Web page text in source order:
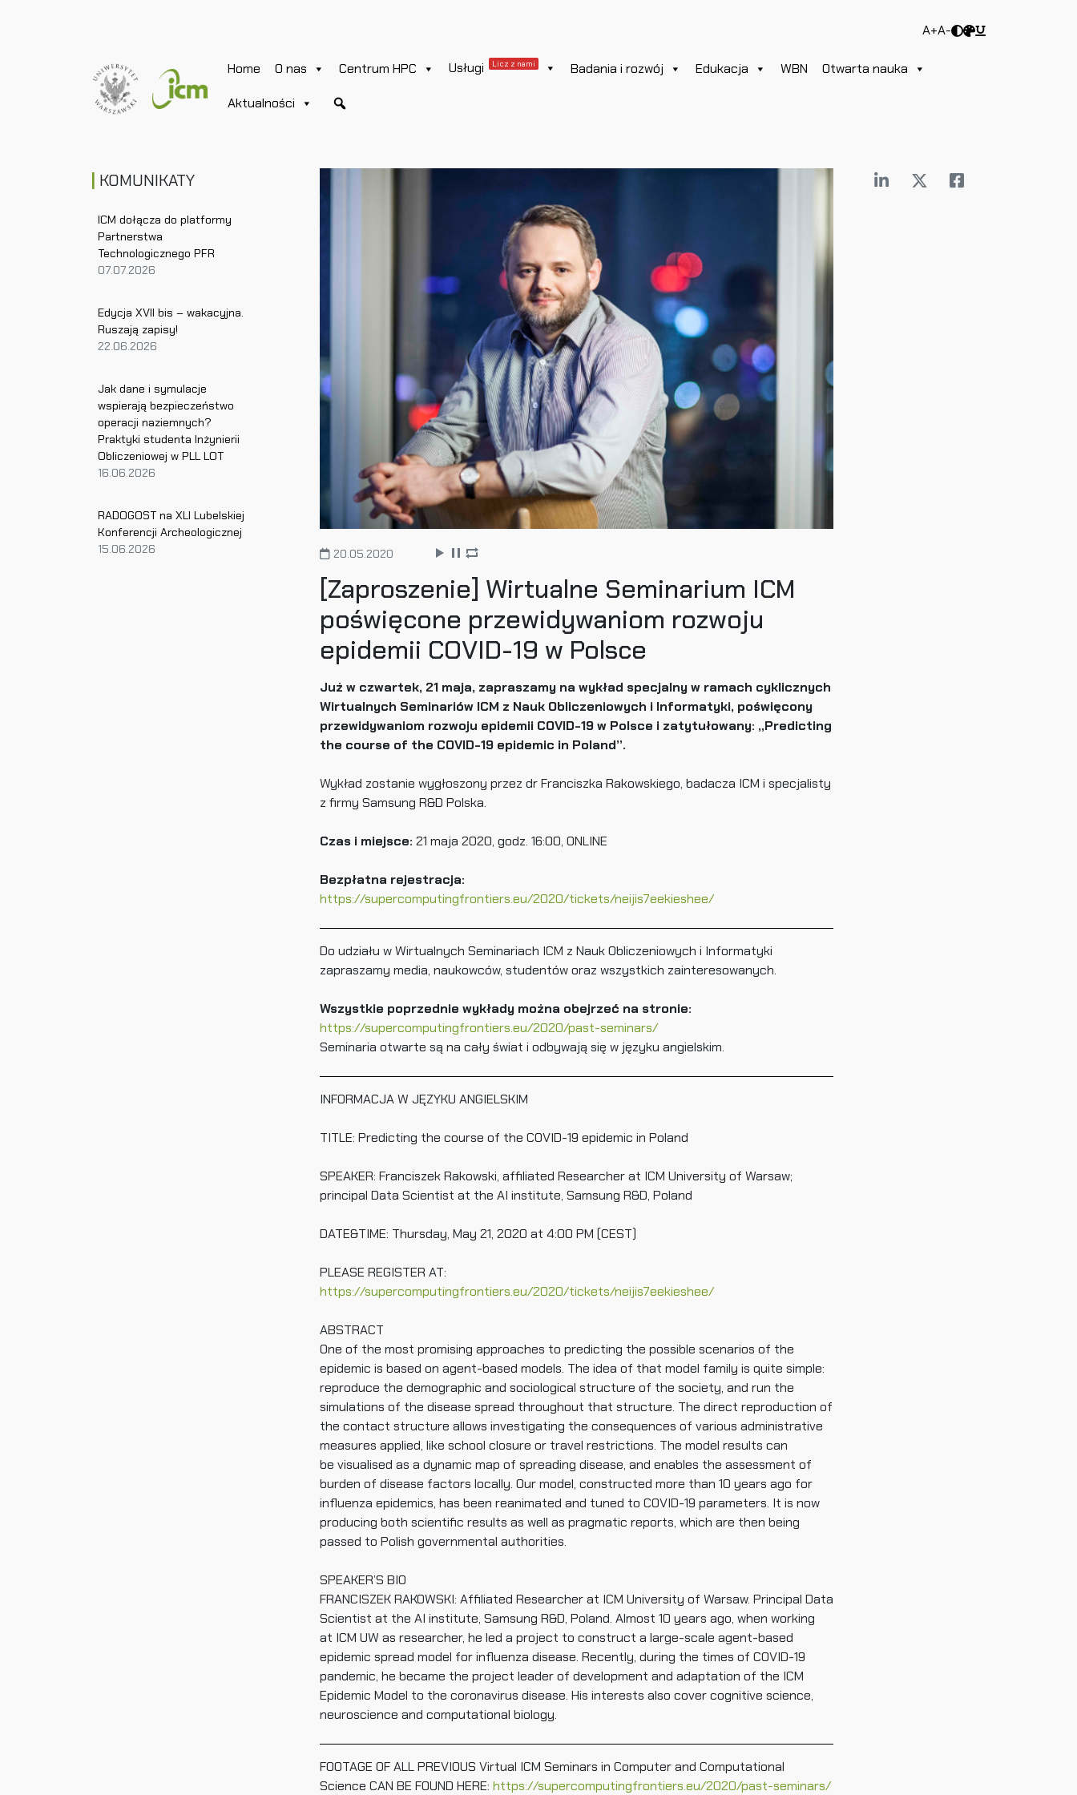
A+A-
Home O nas Centrum HPC Usługi Licz z nami Badania i rozwój Edukacja WBN Otwarta nauka
Aktualności
KOMUNIKATY
ICM dołącza do platformy
Partnerstwa
Technologicznego PFR
07.07.2026
Edycja XVII bis – wakacyjna.
Ruszają zapisy!
22.06.2026
Jak dane i symulacje
wspierają bezpieczeństwo
operacji naziemnych?
Praktyki studenta Inżynierii
Obliczeniowej w PLL LOT
16.06.2026
RADOGOST na XLI Lubelskiej
Konferencji Archeologicznej
15.06.2026
20.05.2020
[Zaproszenie] Wirtualne Seminarium ICM
poświęcone przewidywaniom rozwoju
epidemii COVID-19 w Polsce
Już w czwartek, 21 maja, zapraszamy na wykład specjalny w ramach cyklicznych
Wirtualnych Seminariów ICM z Nauk Obliczeniowych i Informatyki, poświęcony
przewidywaniom rozwoju epidemii COVID-19 w Polsce i zatytułowany: „Predicting
the course of the COVID-19 epidemic in Poland”.
Wykład zostanie wygłoszony przez dr Franciszka Rakowskiego, badacza ICM i specjalisty
z firmy Samsung R&D Polska.
Czas i miejsce: 21 maja 2020, godz. 16:00, ONLINE
Bezpłatna rejestracja:
https://supercomputingfrontiers.eu/2020/tickets/neijis7eekieshee/
Do udziału w Wirtualnych Seminariach ICM z Nauk Obliczeniowych i Informatyki
zapraszamy media, naukowców, studentów oraz wszystkich zainteresowanych.
Wszystkie poprzednie wykłady można obejrzeć na stronie:
https://supercomputingfrontiers.eu/2020/past-seminars/
Seminaria otwarte są na cały świat i odbywają się w języku angielskim.
INFORMACJA W JĘZYKU ANGIELSKIM
TITLE: Predicting the course of the COVID-19 epidemic in Poland
SPEAKER: Franciszek Rakowski, affiliated Researcher at ICM University of Warsaw;
principal Data Scientist at the AI institute, Samsung R&D, Poland
DATE&TIME: Thursday, May 21, 2020 at 4:00 PM (CEST)
PLEASE REGISTER AT:
https://supercomputingfrontiers.eu/2020/tickets/neijis7eekieshee/
ABSTRACT
One of the most promising approaches to predicting the possible scenarios of the
epidemic is based on agent-based models. The idea of that model family is quite simple:
reproduce the demographic and sociological structure of the society, and run the
simulations of the disease spread throughout that structure. The direct reproduction of
the contact structure allows investigating the consequences of various administrative
measures applied, like school closure or travel restrictions. The model results can
be visualised as a dynamic map of spreading disease, and enables the assessment of
burden of disease factors locally. Our model, constructed more than 10 years ago for
influenza epidemics, has been reanimated and tuned to COVID-19 parameters. It is now
producing both scientific results as well as pragmatic reports, which are then being
passed to Polish governmental authorities.
SPEAKER’S BIO
FRANCISZEK RAKOWSKI: Affiliated Researcher at ICM University of Warsaw. Principal Data
Scientist at the AI institute, Samsung R&D, Poland. Almost 10 years ago, when working
at ICM UW as researcher, he led a project to construct a large-scale agent-based
epidemic spread model for influenza disease. Recently, during the times of COVID-19
pandemic, he became the project leader of development and adaptation of the ICM
Epidemic Model to the coronavirus disease. His interests also cover cognitive science,
neuroscience and computational biology.
FOOTAGE OF ALL PREVIOUS Virtual ICM Seminars in Computer and Computational
Science CAN BE FOUND HERE: https://supercomputingfrontiers.eu/2020/past-seminars/